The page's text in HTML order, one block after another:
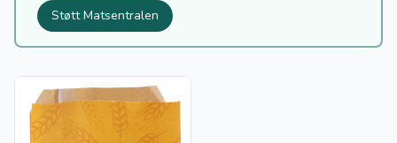
Støtt Matsentralen
Vis flere detaljer for produktet "Loff 500g First Price"